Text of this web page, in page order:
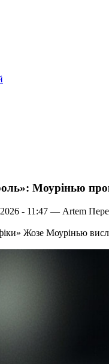
Моурінью
- 11:47 — Artem
Жозе Моурінью